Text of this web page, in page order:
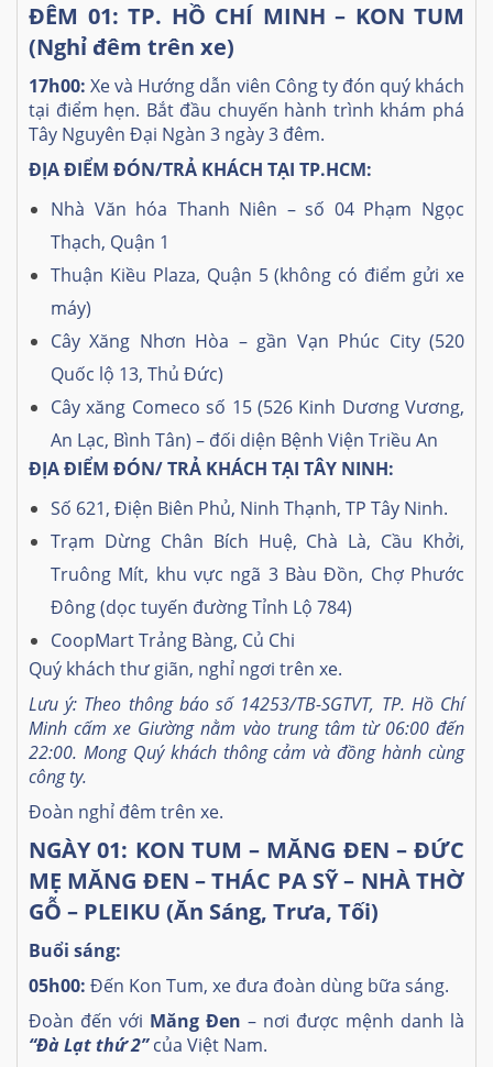
ĐÊM 01: TP. HỒ CHÍ MINH – KON TUM
(Nghỉ đêm trên xe)
17h00: Xe và Hướng dẫn viên Công ty đón quý khách
tại điểm hẹn. Bắt đầu chuyến hành trình khám phá
Tây Nguyên Đại Ngàn 3 ngày 3 đêm.
ĐỊA ĐIỂM ĐÓN/TRẢ KHÁCH TẠI TP.HCM:
Nhà Văn hóa Thanh Niên – số 04 Phạm Ngọc
Thạch, Quận 1
Thuận Kiều Plaza, Quận 5 (không có điểm gửi xe
máy)
Cây Xăng Nhơn Hòa – gần Vạn Phúc City (520
Quốc lộ 13, Thủ Đức)
Cây xăng Comeco số 15 (526 Kinh Dương Vương,
An Lạc, Bình Tân) – đối diện Bệnh Viện Triều An
ĐỊA ĐIỂM ĐÓN/ TRẢ KHÁCH TẠI TÂY NINH:
Số 621, Điện Biên Phủ, Ninh Thạnh, TP Tây Ninh.
Trạm Dừng Chân Bích Huệ, Chà Là, Cầu Khởi,
Truông Mít, khu vực ngã 3 Bàu Đồn, Chợ Phước
Đông (dọc tuyến đường Tỉnh Lộ 784)
CoopMart Trảng Bàng, Củ Chi
Quý khách thư giãn, nghỉ ngơi trên xe.
Lưu ý: Theo thông báo số 14253/TB-SGTVT, TP. Hồ Chí
Minh cấm xe Giường nằm vào trung tâm từ 06:00 đến
22:00. Mong Quý khách thông cảm và đồng hành cùng
công ty.
Đoàn nghỉ đêm trên xe.
NGÀY 01: KON TUM – MĂNG ĐEN – ĐỨC
MẸ MĂNG ĐEN – THÁC PA SỸ – NHÀ THỜ
GỖ – PLEIKU (Ăn Sáng, Trưa, Tối)
Buổi sáng:
05h00: Đến Kon Tum, xe đưa đoàn dùng bữa sáng.
Đoàn đến với Măng Đen – nơi được mệnh danh là
“Đà Lạt thứ 2”của Việt Nam.